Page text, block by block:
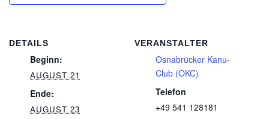
DETAILS
Beginn:
AUGUST 21
Ende:
AUGUST 23
VERANSTALTER
Osnabrücker Kanu-
Club (OKC)
Telefon
+49 541 128181